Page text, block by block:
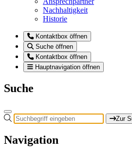
Nachhaltigkeit
Historie
Kontaktbox öffnen
Suche öffnen
Kontaktbox öffnen
Hauptnavigation öffnen
Suche
Zur
Navigation